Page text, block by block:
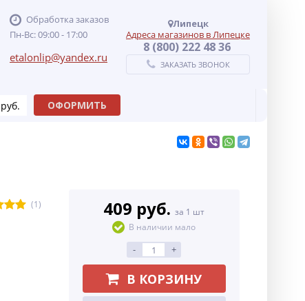
Обработка заказов
Пн-Вс: 09:00 - 17:00
etalonlip@yandex.ru
Липецк
Адреса магазинов в Липецке
8 (800) 222 48 36
ЗАКАЗАТЬ ЗВОНОК
руб. ОФОРМИТЬ
(1) 409 руб.за 1 шт
В наличии мало
- +
В КОРЗИНУ